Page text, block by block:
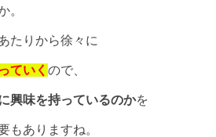
。
たりから徐々に
ていく ので、
興味を持っているのかを
もありますね。